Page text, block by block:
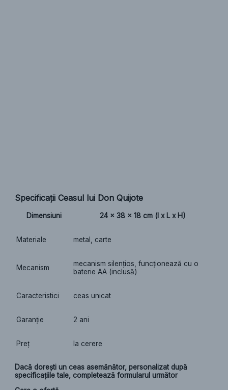
Specificații Ceasul lui Don Quijote
Dimensiuni 24 x 38 x 18 cm (l x L x H)
Materiale metal, carte
Mecanism
mecanism silențios, funcționează cu o
baterie AA (inclusă)
Caracteristici ceas unicat
Garanție 2 ani
Preț la cerere
Dacă dorești un ceas asemănător, personalizat după
specificațiile tale, completează formularul următor